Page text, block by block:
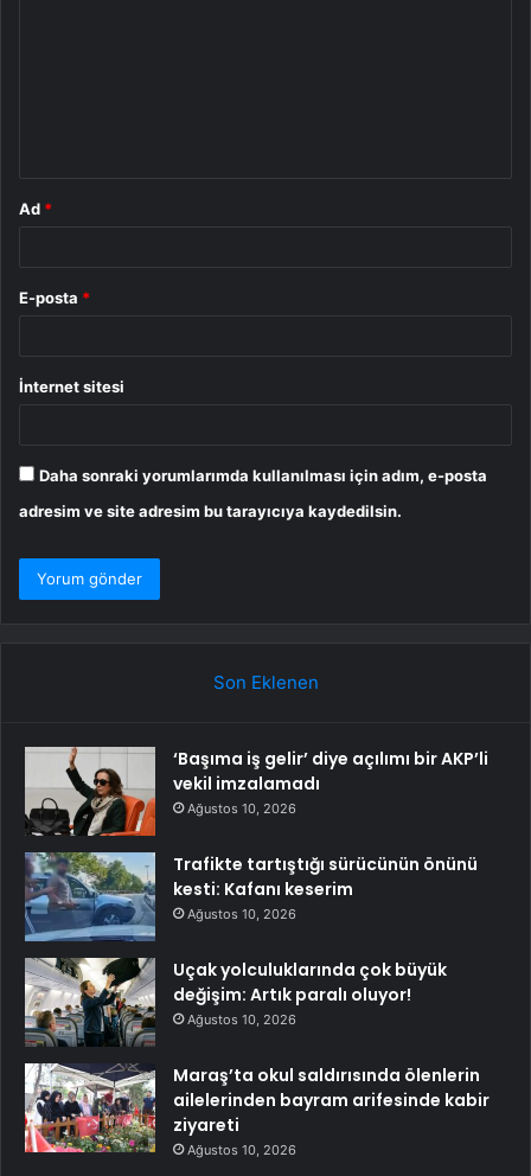
Ad *
E-posta *
İnternet sitesi
Daha sonraki yorumlarımda kullanılması için adım, e-posta
adresim ve site adresim bu tarayıcıya kaydedilsin.
Son Eklenen
‘Başıma iş gelir’ diye açılımı bir AKP’li
vekil imzalamadı
Ağustos 10, 2026
Trafikte tartıştığı sürücünün önünü
kesti: Kafanı keserim
Ağustos 10, 2026
Uçak yolculuklarında çok büyük
değişim: Artık paralı oluyor!
Ağustos 10, 2026
Maraş’ta okul saldırısında ölenlerin
ailelerinden bayram arifesinde kabir
ziyareti
Ağustos 10, 2026